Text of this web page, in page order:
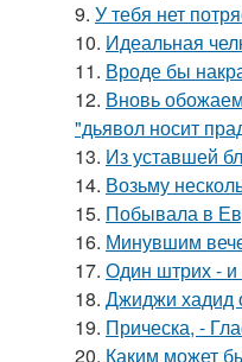
9. У тебя нет
10. Идеальная
11. Вроде бы
12. Вновь
"дьявол носит
13. Из уставшей
14. Возьму
15. Побывала в
16. Минувшим
17. Один штрих - и
18. Джиджи хадид
19. Прическа, -
20. Каким может